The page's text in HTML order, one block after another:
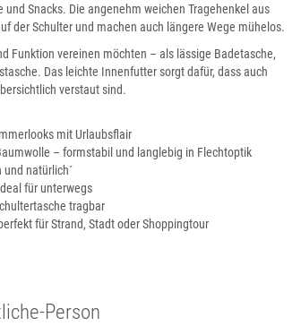
Snacks. Die angenehm weichen Tragehenkel aus
der Schulter und machen auch längere Wege mühelos.
Funktion vereinen möchten – als lässige Badetasche,
Das leichte Innenfutter sorgt dafür, dass auch
verstaut sind.
mit Urlaubsflair
– formstabil und langlebig in Flechtoptik
natürlich´
für unterwegs
tragbar
für Strand, Stadt oder Shoppingtour
Person